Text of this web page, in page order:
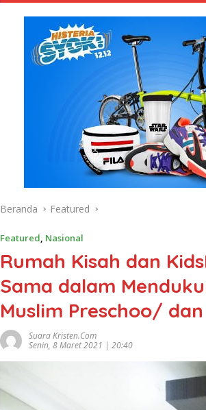
Beranda Featured
Featured, Nasional
Rumah Kisah dan
Sama dalam
Muslim Preschoo/ dan
Suara Kristen.com
Senin, 8 Maret 2021 | 20:40